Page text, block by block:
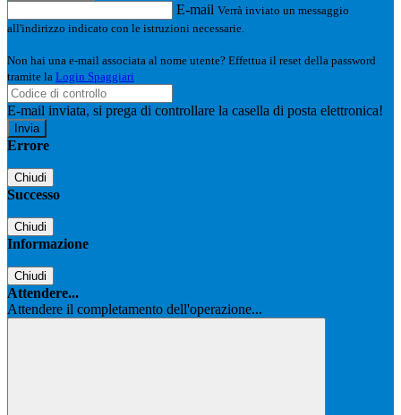
E-mail Verrà inviato un messaggio
all'indirizzo indicato con le istruzioni necessarie.
Non hai una e-mail associata al nome utente? Effettua il reset della password
tramite la Login Spaggiari
E-mail inviata, si prega di controllare la casella di posta elettronica!
Errore
Chiudi
Successo
Chiudi
Informazione
Chiudi
Attendere...
Attendere il completamento dell'operazione...